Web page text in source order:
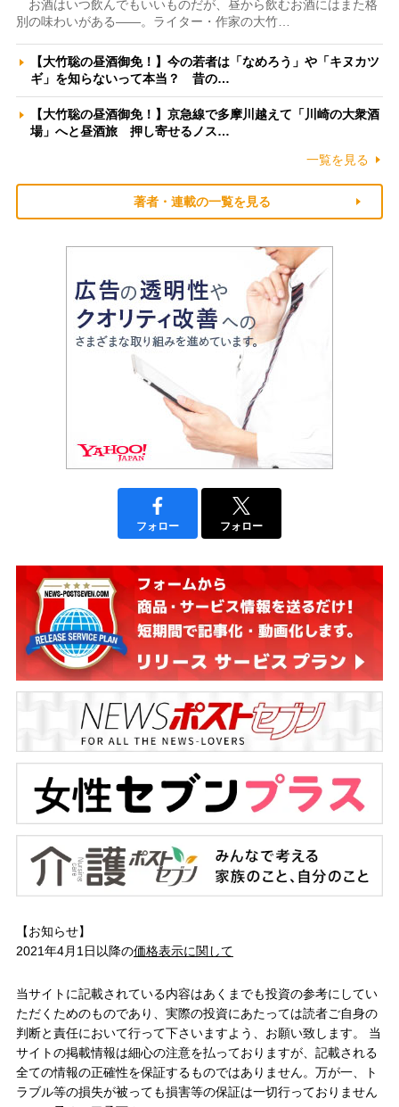
お酒はいつ飲んでもいいものだが、昼から飲むお酒にはまた格
別の味わいがある――。ライター・作家の大竹…
【大竹聡の昼酒御免！】今の若者は「なめろう」や「キヌカツ
ギ」を知らないって本当？ 昔の…
【大竹聡の昼酒御免！】京急線で多摩川越えて「川崎の大衆酒
場」へと昼酒旅 押し寄せるノス…
一覧を見る
著者・連載の一覧を見る
フォロー フォロー
【お知らせ】
2021年4月1日以降の価格表示に関して
当サイトに記載されている内容はあくまでも投資の参考にしてい
ただくためのものであり、実際の投資にあたっては読者ご自身の
判断と責任において行って下さいますよう、お願い致します。 当
サイトの掲載情報は細心の注意を払っておりますが、記載される
全ての情報の正確性を保証するものではありません。万が一、ト
ラブル等の損失が被っても損害等の保証は一切行っておりません